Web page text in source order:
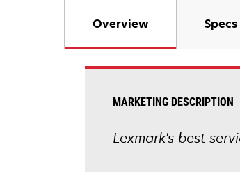
Overview Specs
MARKETING DESCRIPTION
Lexmark's best